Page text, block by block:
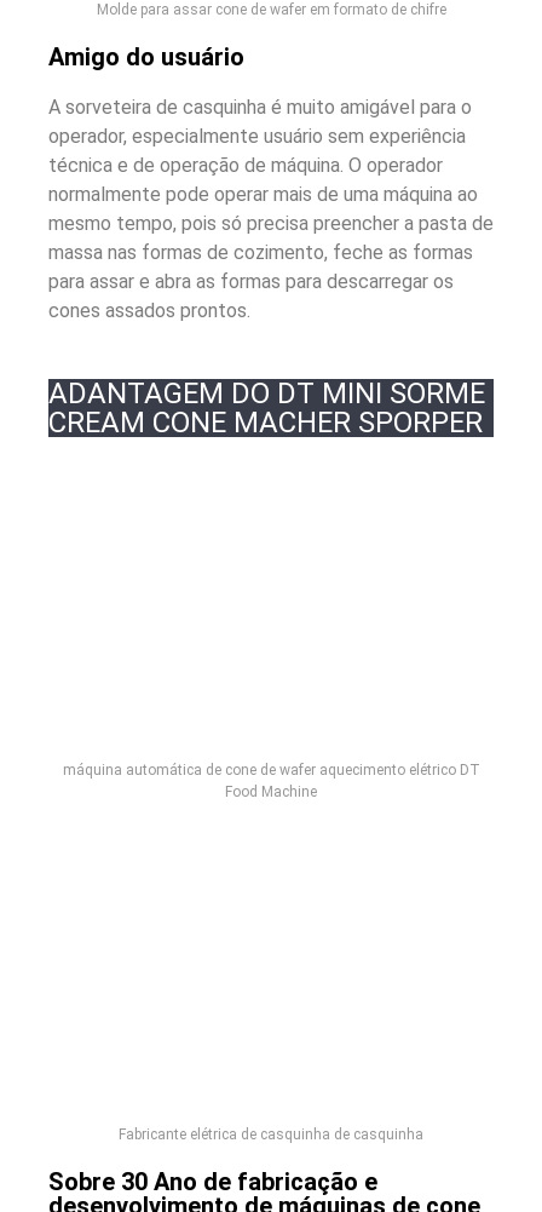
Molde para assar cone de wafer em formato de chifre
Amigo do usuário
A sorveteira de casquinha é muito amigável para o
operador, especialmente usuário sem experiência
técnica e de operação de máquina. O operador
normalmente pode operar mais de uma máquina ao
mesmo tempo, pois só precisa preencher a pasta de
massa nas formas de cozimento, feche as formas
para assar e abra as formas para descarregar os
cones assados ​​prontos.
ADANTAGEM DO DT MINI SORME
CREAM CONE MACHER SPORPER
máquina automática de cone de wafer aquecimento elétrico DT
Food Machine
Fabricante elétrica de casquinha de casquinha
Sobre 30 Ano de fabricação e